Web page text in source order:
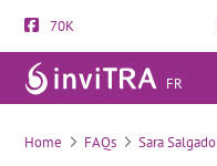
70K
FR
Home FAQs Sara Salgado